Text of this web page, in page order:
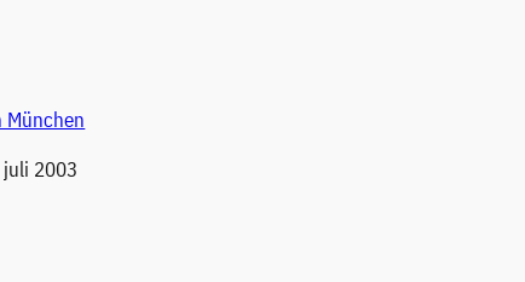
München
2003